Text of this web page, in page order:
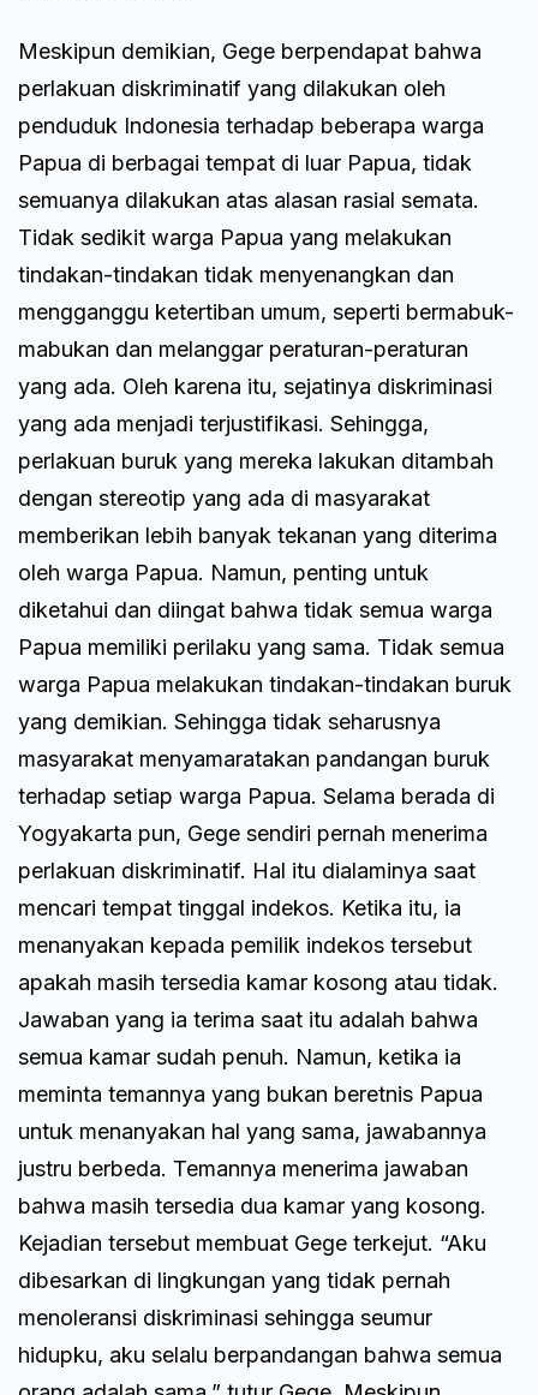
Meskipun demikian, Gege berpendapat bahwa
perlakuan diskriminatif yang dilakukan oleh
penduduk Indonesia terhadap beberapa warga
Papua di berbagai tempat di luar Papua, tidak
semuanya dilakukan atas alasan rasial semata.
Tidak sedikit warga Papua yang melakukan
tindakan-tindakan tidak menyenangkan dan
mengganggu ketertiban umum, seperti bermabuk-
mabukan dan melanggar peraturan-peraturan
yang ada. Oleh karena itu, sejatinya diskriminasi
yang ada menjadi terjustifikasi. Sehingga,
perlakuan buruk yang mereka lakukan ditambah
dengan stereotip yang ada di masyarakat
memberikan lebih banyak tekanan yang diterima
oleh warga Papua. Namun, penting untuk
diketahui dan diingat bahwa tidak semua warga
Papua memiliki perilaku yang sama. Tidak semua
warga Papua melakukan tindakan-tindakan buruk
yang demikian. Sehingga tidak seharusnya
masyarakat menyamaratakan pandangan buruk
terhadap setiap warga Papua. Selama berada di
Yogyakarta pun, Gege sendiri pernah menerima
perlakuan diskriminatif. Hal itu dialaminya saat
mencari tempat tinggal indekos. Ketika itu, ia
menanyakan kepada pemilik indekos tersebut
apakah masih tersedia kamar kosong atau tidak.
Jawaban yang ia terima saat itu adalah bahwa
semua kamar sudah penuh. Namun, ketika ia
meminta temannya yang bukan beretnis Papua
untuk menanyakan hal yang sama, jawabannya
justru berbeda. Temannya menerima jawaban
bahwa masih tersedia dua kamar yang kosong.
Kejadian tersebut membuat Gege terkejut. “Aku
dibesarkan di lingkungan yang tidak pernah
menoleransi diskriminasi sehingga seumur
hidupku, aku selalu berpandangan bahwa semua